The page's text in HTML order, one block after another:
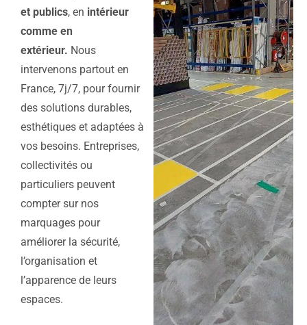
et publics, en intérieur
comme en
extérieur. Nous
intervenons partout en
France, 7j/7, pour fournir
des solutions durables,
esthétiques et adaptées à
vos besoins. Entreprises,
collectivités ou
particuliers peuvent
compter sur nos
marquages pour
améliorer la sécurité,
l’organisation et
l’apparence de leurs
espaces.